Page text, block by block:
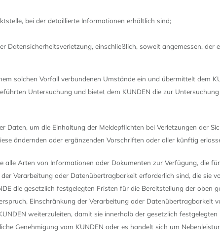
bei der detaillierte Informationen erhältlich sind;
Datensicherheitsverletzung, einschließlich, soweit angemessen, der
solchen Vorfall verbundenen Umstände ein und übermittelt dem
Untersuchung und bietet dem KUNDEN die zur
um die Einhaltung der Meldepflichten bei Verletzungen der
ändernden oder ergänzenden Vorschriften oder aller künftig
Arten von Informationen oder Dokumenten zur Verfügung, die
Verarbeitung oder Datenübertragbarkeit erforderlich sind, die sie
die gesetzlich festgelegten Fristen für die Bereitstellung der oben
Einschränkung der Verarbeitung oder Datenübertragbarkeit
weiterzuleiten, damit sie innerhalb der gesetzlich
Genehmigung vom KUNDEN oder es handelt sich um